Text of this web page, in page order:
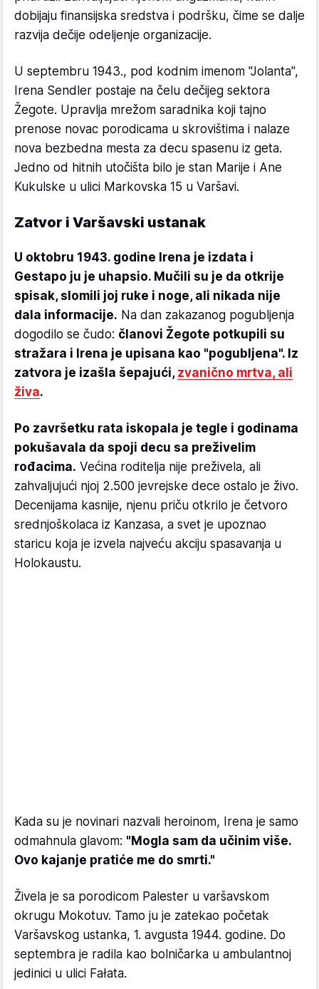
dobijaju finansijska sredstva i podršku, čime se dalje
razvija dečije odeljenje organizacije.
U septembru 1943., pod kodnim imenom "Jolanta",
Irena Sendler postaje na čelu dečijeg sektora
Žegote. Upravlja mrežom saradnika koji tajno
prenose novac porodicama u skrovištima i nalaze
nova bezbedna mesta za decu spasenu iz geta.
Jedno od hitnih utočišta bilo je stan Marije i Ane
Kukulske u ulici Markovska 15 u Varšavi.
Zatvor i Varšavski ustanak
U oktobru 1943. godine Irena je izdata i
Gestapo ju je uhapsio. Mučili su je da otkrije
spisak, slomili joj ruke i noge, ali nikada nije
dala informacije. Na dan zakazanog pogubljenja
dogodilo se čudo: članovi Žegote potkupili su
stražara i Irena je upisana kao "pogubljena". Iz
zatvora je izašla šepajući, zvanično mrtva, ali
živa.
Po završetku rata iskopala je tegle i godinama
pokušavala da spoji decu sa preživelim
rođacima. Većina roditelja nije preživela, ali
zahvaljujući njoj 2.500 jevrejske dece ostalo je živo.
Decenijama kasnije, njenu priču otkrilo je četvoro
srednjoškolaca iz Kanzasa, a svet je upoznao
staricu koja je izvela najveću akciju spasavanja u
Holokaustu.
Kada su je novinari nazvali heroinom, Irena je samo
odmahnula glavom: "Mogla sam da učinim više.
Ovo kajanje pratiće me do smrti."
Živela je sa porodicom Palester u varšavskom
okrugu Mokotuv. Tamo ju je zatekao početak
Varšavskog ustanka, 1. avgusta 1944. godine. Do
septembra je radila kao bolničarka u ambulantnoj
jedinici u ulici Fałata.